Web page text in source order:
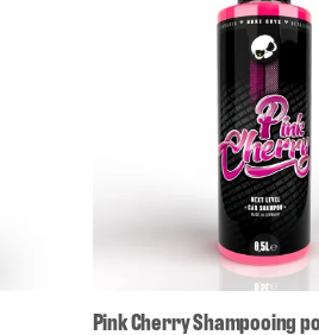
Pink Cherry Shampooing